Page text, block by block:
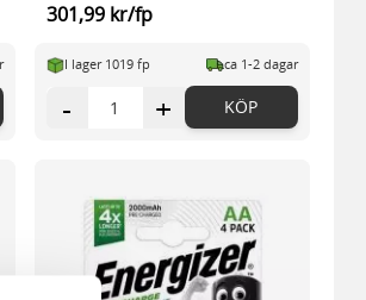
301,99 kr/fp
I lager 1019 fp ca 1-2 dagar
- + KÖP